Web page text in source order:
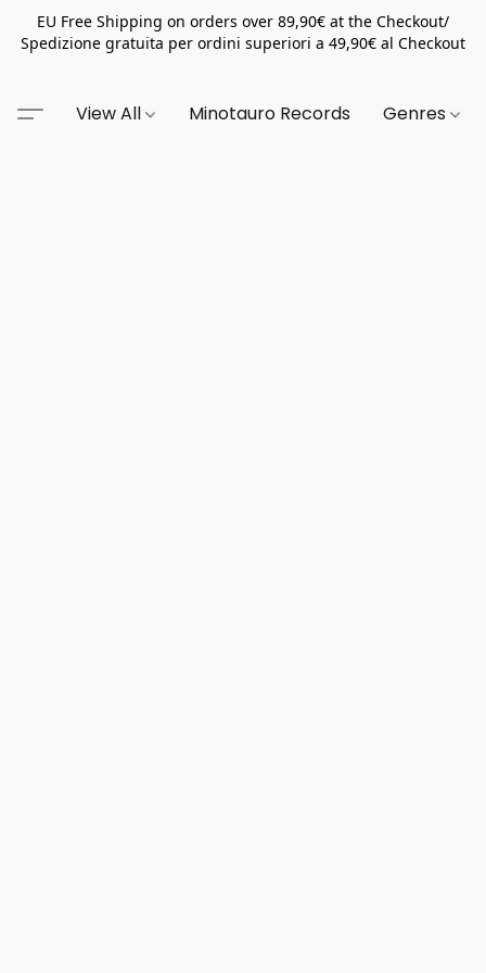
EU Free Shipping on orders over 89,90€ at the Checkout/
Spedizione gratuita per ordini superiori a 49,90€ al Checkout
View All Minotauro Records Genres